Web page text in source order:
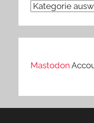
Kategorien
Mastodon